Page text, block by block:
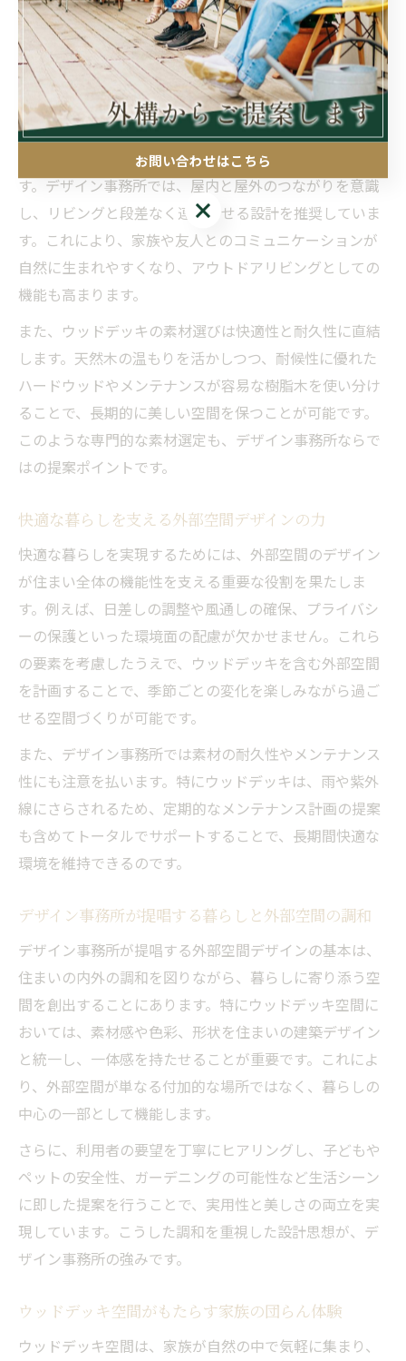
ように外部空間のデザインは単なる装飾ではなく、暮ら
しの質を根本から向上させる役割を担うのです。
ウッドデッキ空間が日常を豊かに変える理由
ウッドデッキは、外部空間に自然の温かみと居心地の良
さをもたらし、日常生活を豊かに変える魅力的な要素で
す。デザイン事務所では、屋内と屋外のつながりを意識
し、リビングと段差なく連続させる設計を推奨していま
す。これにより、家族や友人とのコミュニケーションが
自然に生まれやすくなり、アウトドアリビングとしての
機能も高まります。
また、ウッドデッキの素材選びは快適性と耐久性に直結
します。天然木の温もりを活かしつつ、耐候性に優れた
ハードウッドやメンテナンスが容易な樹脂木を使い分け
ることで、長期的に美しい空間を保つことが可能です。
このような専門的な素材選定も、デザイン事務所ならで
はの提案ポイントです。
快適な暮らしを支える外部空間デザインの力
快適な暮らしを実現するためには、外部空間のデザイン
が住まい全体の機能性を支える重要な役割を果たしま
す。例えば、日差しの調整や風通しの確保、プライバシ
ーの保護といった環境面の配慮が欠かせません。これら
の要素を考慮したうえで、ウッドデッキを含む外部空間
を計画することで、季節ごとの変化を楽しみながら過ご
せる空間づくりが可能です。
また、デザイン事務所では素材の耐久性やメンテナンス
性にも注意を払います。特にウッドデッキは、雨や紫外
線にさらされるため、定期的なメンテナンス計画の提案
も含めてトータルでサポートすることで、長期間快適な
環境を維持できるのです。
デザイン事務所が提唱する暮らしと外部空間の調和
デザイン事務所が提唱する外部空間デザインの基本は、
住まいの内外の調和を図りながら、暮らしに寄り添う空
間を創出することにあります。特にウッドデッキ空間に
おいては、素材感や色彩、形状を住まいの建築デザイン
と統一し、一体感を持たせることが重要です。これによ
り、外部空間が単なる付加的な場所ではなく、暮らしの
中心の一部として機能します。
さらに、利用者の要望を丁寧にヒアリングし、子どもや
ペットの安全性、ガーデニングの可能性など生活シーン
に即した提案を行うことで、実用性と美しさの両立を実
現しています。こうした調和を重視した設計思想が、デ
ザイン事務所の強みです。
ウッドデッキ空間がもたらす家族の団らん体験
ウッドデッキ空間は、家族が自然の中で気軽に集まり、
お問い合わせはこちら
お問い合わせはこちら